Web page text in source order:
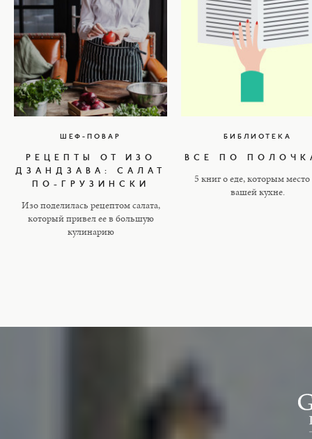
ШЕФ-ПОВАР
РЕЦЕПТЫ ОТ ИЗО
ДЗАНДЗАВА: САЛАТ
ПО-ГРУЗИНСКИ
Изо поделилась рецептом салата,
который привел ее в большую
кулинарию
БИБЛИОТЕКА
ВСЕ ПО
5 книг о еде, которым место
вашей кухне.